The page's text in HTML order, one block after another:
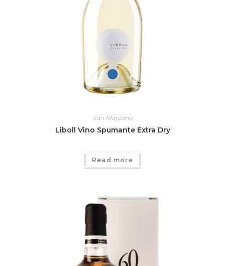
San Marzano
Liboll Vino Spumante Extra Dry
Read more